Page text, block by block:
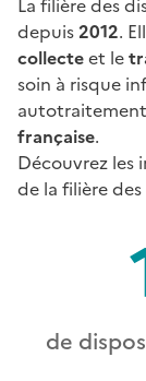
depuis2012.
collecteet le
soin à risque
autotraitement
française.
Découvrez les
de la filière
de